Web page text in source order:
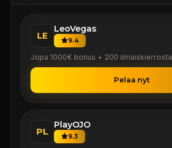
LE
LeoVegas
9.4
Jopa 1000€ bonus + 200 ilmaiskierrosta
Pelaa nyt
PL
PlayOJO
9.3